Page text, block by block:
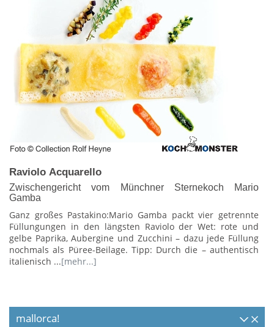
Raviolo Acquarello
Zwischengericht vom Münchner Sternekoch Mario
Gamba
Ganz großes Pastakino:Mario Gamba packt vier getrennte
Füllungungen in den längsten Raviolo der Wet: rote und
gelbe Paprika, Aubergine und Zucchini – dazu jede Füllung
nochmals als Püree-Beilage. Tipp: Durch die – authentisch
italienisch ...[mehr...]
mallorca!